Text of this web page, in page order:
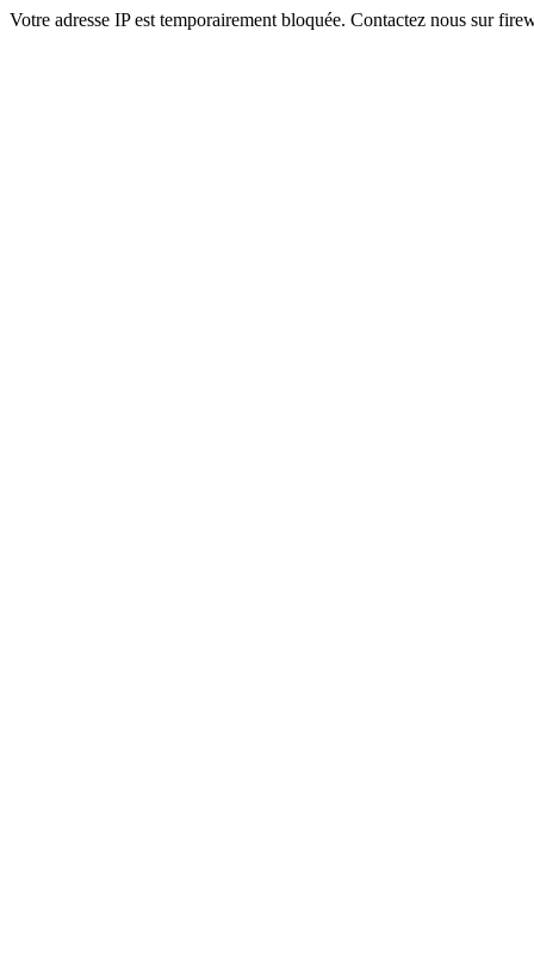
Votre adresse IP est temporairement bloquée. Contactez nous sur